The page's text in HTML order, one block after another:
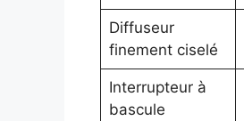
Diffuseur
finement ciselé
Interrupteur à
bascule